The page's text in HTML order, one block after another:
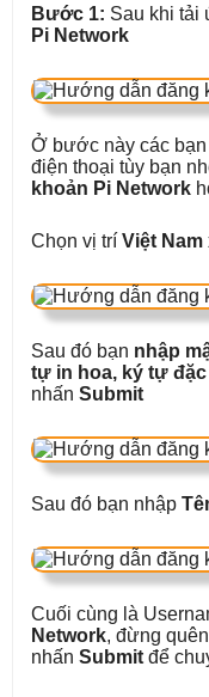
Bước 1: Sau khi tải
Pi Network
Ở bước này các bạn
điện thoại tùy bạn
khoản Pi Network
Chọn vị trí Việt Nam
Sau đó bạn nhập
tự in hoa, ký tự
nhấn Submit
Sau đó bạn nhập
Cuối cùng là
Network, đừng
nhấn Submit để